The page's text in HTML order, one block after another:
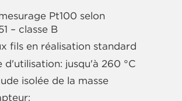
Pt100 selon
– classe B
fils en réalisation standard
jusqu'à 260 °C
isolée de la masse